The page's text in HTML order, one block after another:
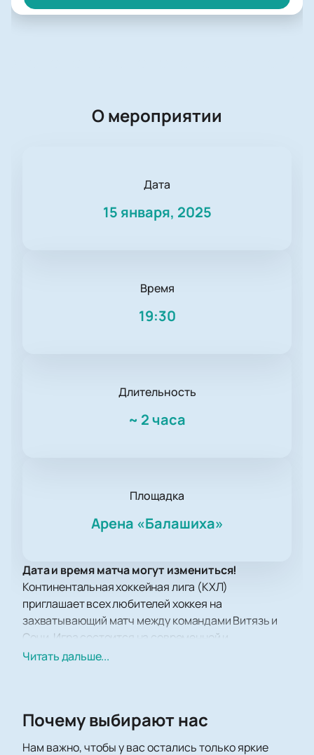
О мероприятии
Дата
15 января, 2025
Время
19:30
Длительность
~ 2 часа
Площадка
Арена «Балашиха»
Дата и время матча могут измениться!
Континентальная хоккейная лига (КХЛ)
приглашает всех любителей хоккея на
захватывающий матч между командами Витязь и
Сочи. Игра состоится на современной и
комфортабельной Арене Балашиха, которая
для просмотра хоккейных матчей. Просторные
Читать дальше...
Почему выбирают нас
Нам важно, чтобы у вас остались только яркие